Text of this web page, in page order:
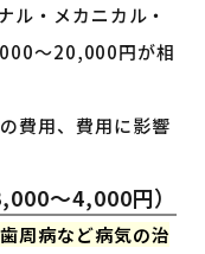
ル・メカニカル・
〜20,000円が相
費用、費用に影響
〜4,000円）
歯周病など病気の治